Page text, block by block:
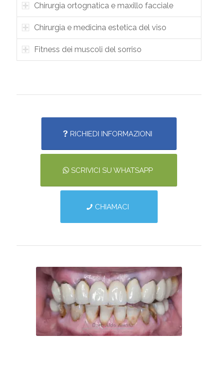
Chirurgia ortognatica e maxillo facciale
Chirurgia e medicina estetica del viso
Fitness dei muscoli del sorriso
RICHIEDI INFORMAZIONI
SCRIVICI SU WHATSAPP
CHIAMACI